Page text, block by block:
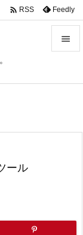

 RSS Feedly
ール